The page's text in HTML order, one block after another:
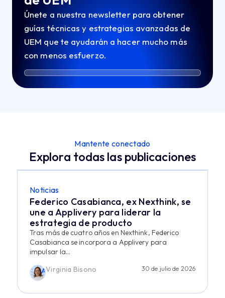
Únete a nuestra newsletter para obtener
guías técnicas y estrategias avanzadas de
UEM que te ayudarán a hacer mucho más
con menos esfuerzo.
Mantente conectado
Explora todas las publicaciones
Noticias
Federico Casabianca, ex Nexthink, se
une a Applivery para liderar la
estrategia de producto
Tras más de cuatro años en Nexthink, Federico
Casabianca se incorpora a Applivery para
impulsar la...
Virginia Bisono
30 de julio de 2026